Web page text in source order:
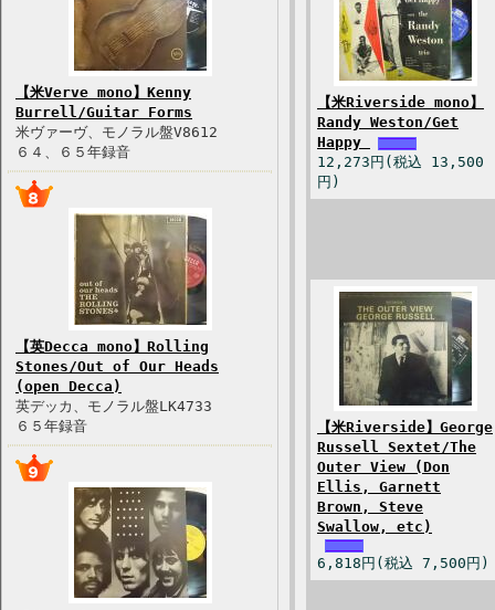
【米Verve mono】Kenny
Burrell/Guitar Forms
米ヴァーヴ、モノラル盤V8612
６４、６５年録音
【英Decca mono】Rolling
Stones/Out of Our Heads
(open Decca)
英デッカ、モノラル盤LK4733
６５年録音
【米Riverside mono】
Randy Weston/Get
Happy
12,273円(税込 13,500
円)
【米Riverside】George
Russell Sextet/The
Outer View (Don
Ellis, Garnett
Brown, Steve
Swallow, etc)
6,818円(税込 7,500円)